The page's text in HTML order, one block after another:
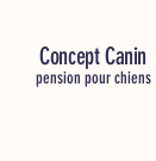
Concept Canin
pension pour chiens